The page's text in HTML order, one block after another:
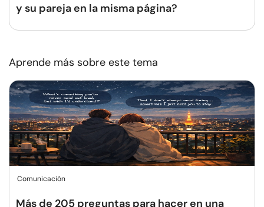
y su pareja en la misma página?
Aprende más sobre este tema
Comunicación
Más de 205 preguntas para hacer en una